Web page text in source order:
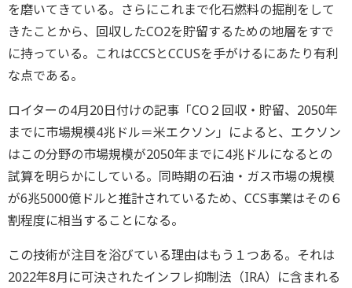
を磨いてきている。さらにこれまで化石燃料の掘削をして
きたことから、回収したCO2を貯留するための地層をすで
に持っている。これはCCSとCCUSを手がけるにあたり有利
な点である。
ロイターの4月20日付けの記事「CO２回収・貯留、2050年
までに市場規模4兆ドル＝米エクソン」によると、エクソン
はこの分野の市場規模が2050年までに4兆ドルになるとの
試算を明らかにしている。同時期の石油・ガス市場の規模
が6兆5000億ドルと推計されているため、CCS事業はその６
割程度に相当することになる。
この技術が注目を浴びている理由はもう１つある。それは
2022年8月に可決されたインフレ抑制法（IRA）に含まれる